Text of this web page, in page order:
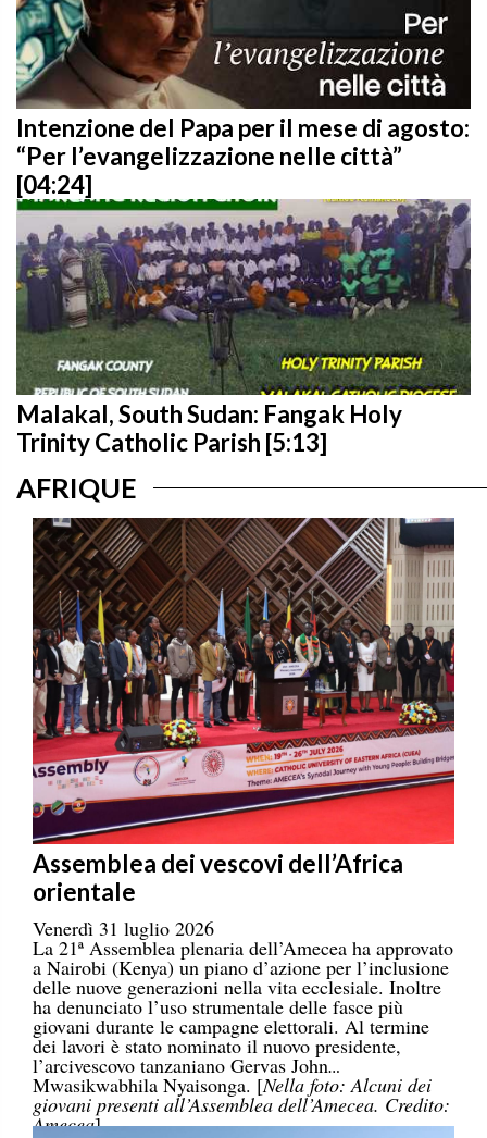
Intenzione del Papa per il mese di agosto:
“Per l’evangelizzazione nelle città”
[04:24]
Malakal, South Sudan: Fangak Holy
Trinity Catholic Parish [5:13]
AFRIQUE
Assemblea dei vescovi dell’Africa
orientale
Venerdì 31 luglio 2026
La 21ª Assemblea plenaria dell’Amecea ha approvato
a Nairobi (Kenya) un piano d’azione per l’inclusione
delle nuove generazioni nella vita ecclesiale. Inoltre
ha denunciato l’uso strumentale delle fasce più
giovani durante le campagne elettorali. Al termine
dei lavori è stato nominato il nuovo presidente,
l’arcivescovo tanzaniano Gervas John
Mwasikwabhila Nyaisonga. [Nella foto: Alcuni dei
giovani presenti all’Assemblea dell’Amecea. Credito:
Amecea]